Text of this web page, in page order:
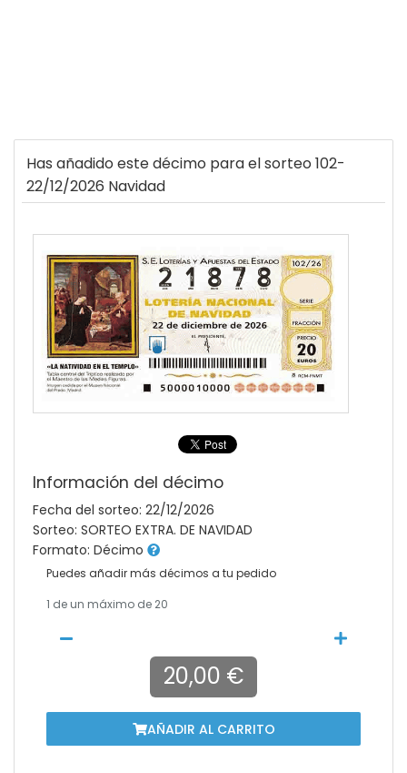
Has añadido este décimo para el sorteo 102-
22/12/2026 Navidad
Información del décimo
Fecha del sorteo: 22/12/2026
Sorteo: SORTEO EXTRA. DE NAVIDAD
Formato: Décimo
Puedes añadir más décimos a tu pedido
1 de un máximo de 20
20,00 €
AÑADIR AL CARRITO